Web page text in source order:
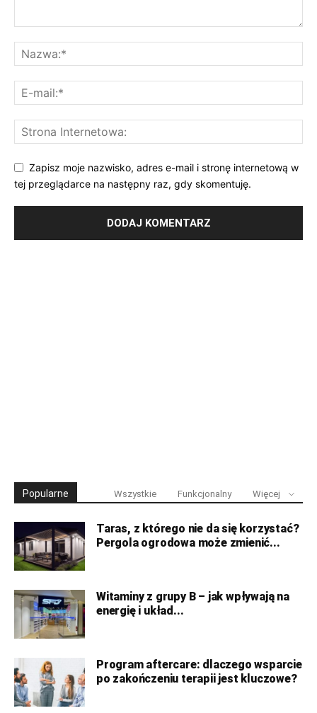
Zapisz moje nazwisko, adres e-mail i stronę internetową w
tej przeglądarce na następny raz, gdy skomentuję.
Popularne Wszystkie Funkcjonalny Więcej
Taras, z którego nie da się korzystać?
Pergola ogrodowa może zmienić...
Witaminy z grupy B – jak wpływają na
energię i układ...
Program aftercare: dlaczego wsparcie
po zakończeniu terapii jest kluczowe?